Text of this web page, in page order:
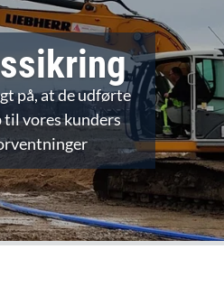
på, at de udførte
til vores kunders